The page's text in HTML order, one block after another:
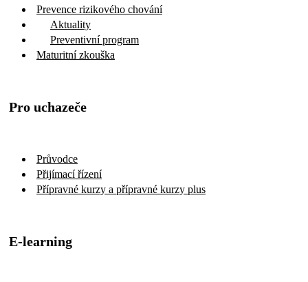
Prevence rizikového chování
Aktuality
Preventivní program
Maturitní zkouška
Pro uchazeče
Průvodce
Přijímací řízení
Přípravné kurzy a přípravné kurzy plus
E-learning